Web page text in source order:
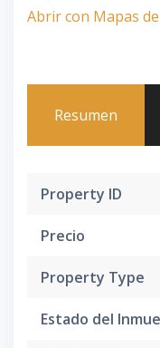
Abrir con Mapas
Resumen
Property ID
Precio
Property Type
Estado del